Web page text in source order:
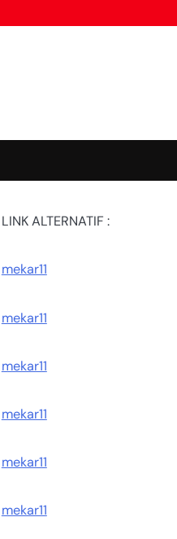
LINK ALTERNATIF :
mekar11
mekar11
mekar11
mekar11
mekar11
mekar11